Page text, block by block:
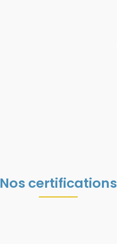
Nos certifications